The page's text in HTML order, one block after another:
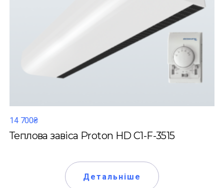
14 700₴
Теплова завіса Proton HD C1-F-3515
Детальніше